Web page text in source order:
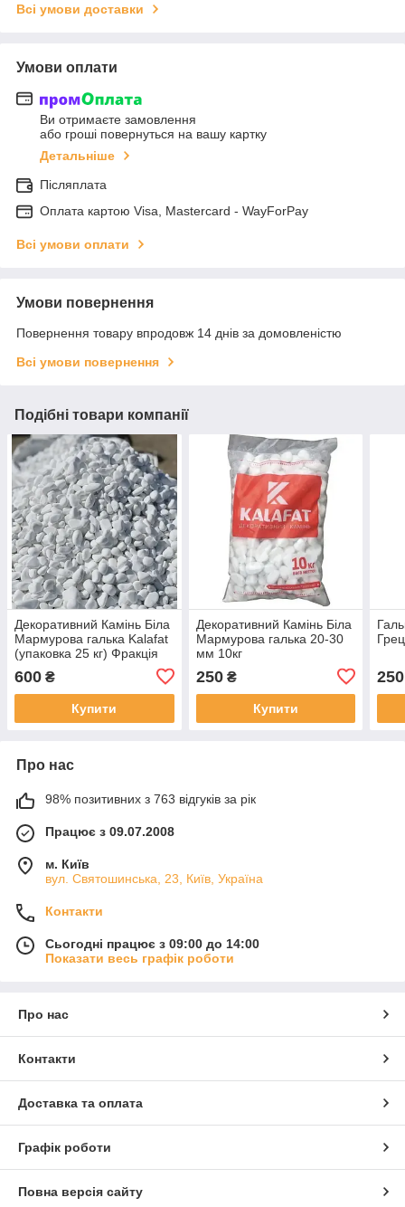
Всі умови доставки
Умови оплати
Ви отримаєте замовлення
або гроші повернуться на вашу картку
Детальніше
Післяплата
Оплата картою Visa, Mastercard - WayForPay
Всі умови оплати
Умови повернення
Повернення товару впродовж 14 днів за домовленістю
Всі умови повернення
Подібні товари компанії
Декоративний Камінь Біла
Мармурова галька Kalafat
(упаковка 25 кг) Фракція
600 ₴
Купити
Декоративний Камінь Біла
Мармурова галька 20-30
мм 10кг
250₴
Купити
250
Про нас
98% позитивних з 763 відгуків за рік
Працює з 09.07.2008
м. Київ
вул. Святошинська, 23, Київ, Україна
Контакти
Сьогодні працює з 09:00 до 14:00
Показати весь графік роботи
Про нас
Контакти
Доставка та оплата
Графік роботи
Повна версія сайту